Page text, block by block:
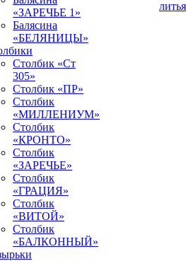
«ЗАРЕЧЬЕ 1»
Балясина
«БЕЛЯНИЦЫ»
Столбик «Ст
305»
Столбик «ПР»
Столбик
«МИЛЛЕНИУМ»
Столбик
«КРОНТО»
Столбик
«ЗАРЕЧЬЕ»
Столбик
«ГРАЦИЯ»
Столбик
«ВИТОЙ»
Столбик
«БАЛКОННЫЙ»